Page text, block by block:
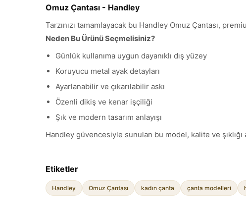
Omuz Çantası - Handley
Tarzınızı tamamlayacak bu Handley Omuz Çantası,
Neden Bu Ürünü Seçmelisiniz?
Günlük kullanıma uygun dayanıklı dış yüzey
Koruyucu metal ayak detayları
Ayarlanabilir ve çıkarılabilir askı
Özenli dikiş ve kenar işçiliği
Şık ve modern tasarım anlayışı
Handley güvencesiyle sunulan bu model, kalite ve
Etiketler
Handley Omuz Çantası kadın çanta çanta modelleri